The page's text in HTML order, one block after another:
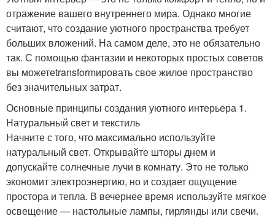
отражение вашего внутреннего мира. Однако многие
считают, что создание уютного пространства требует
больших вложений. На самом деле, это не обязательно
так. С помощью фантазии и некоторых простых советов
вы можетеtransformировать свое жилое пространство
без значительных затрат.
Основные принципы создания уютного интерьера 1.
Натуральный свет и текстиль
Начните с того, что максимально используйте
натуральный свет. Открывайте шторы днем и
допускайте солнечные лучи в комнату. Это не только
экономит электроэнергию, но и создает ощущение
простора и тепла. В вечернее время используйте мягкое
освещение — настольные лампы, гирлянды или свечи.